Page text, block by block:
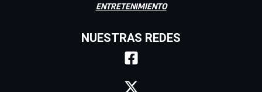
ENTRETENIMIENTO
NUESTRAS REDES